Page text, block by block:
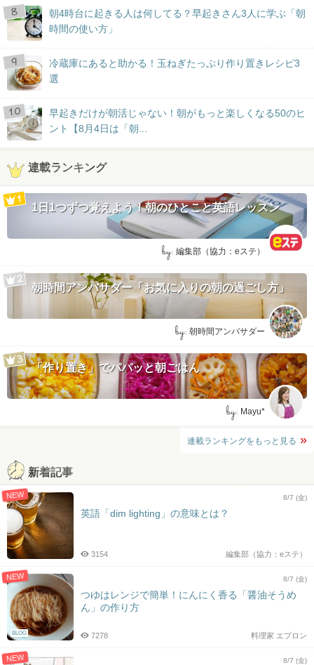
朝4時台に起きる人は何してる？早起きさん3人に学ぶ「朝
時間の使い方」
冷蔵庫にあると助かる！玉ねぎたっぷり作り置きレシピ3
選
早起きだけが朝活じゃない！朝がもっと楽しくなる50のヒ
ント【8月4日は「朝...
連載ランキング
1日1つずつ覚えよう！朝のひとこと英語レッスン
by: 編集部（協力：eステ）
朝時間アンバサダー「お気に入りの朝の過ごし方」
by: 朝時間アンバサダー
「作り置き」でパパッと朝ごはん
by: Mayu*
連載ランキングをもっと見る
新着記事
NEW 8/7 (金)
英語「dim lighting」の意味とは？
編集部（協力：eステ）
3154
NEW
BLOG
8/7 (金)
つゆはレンジで簡単！にんにく香る「醤油そうめ
ん」の作り方
料理家 エプロン
7278
NEW 8/7 (金)